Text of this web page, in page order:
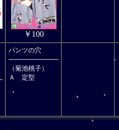
￥100
パンツの穴
（菊池桃子）
Ａ 定型